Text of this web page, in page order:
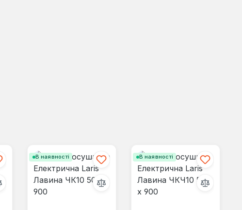
В наявності В наявності